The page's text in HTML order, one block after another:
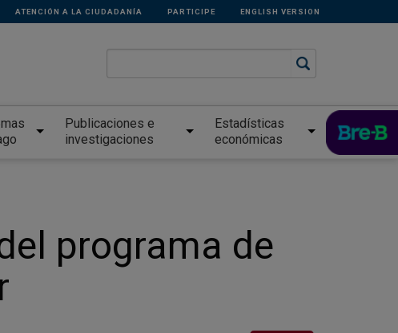
ATENCIÓN A LA CIUDADANÍA PARTICIPE ENGLISH VERSION
Publicaciones e
investigaciones
Estadísticas
económicas
programa de